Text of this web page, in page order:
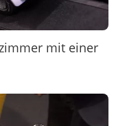
mit einer